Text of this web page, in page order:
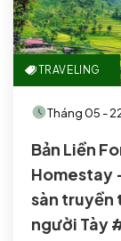
TRAVELING
Tháng 05 -
Bản Liền
Homestay
sàn truyền
người Tày